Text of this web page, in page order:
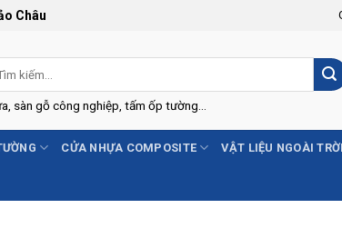
Châu
sàn gỗ công nghiệp, tấm ốp tường...
CỬA NHỰA COMPOSITE VẬT LIỆU NGOÀI TRỜI